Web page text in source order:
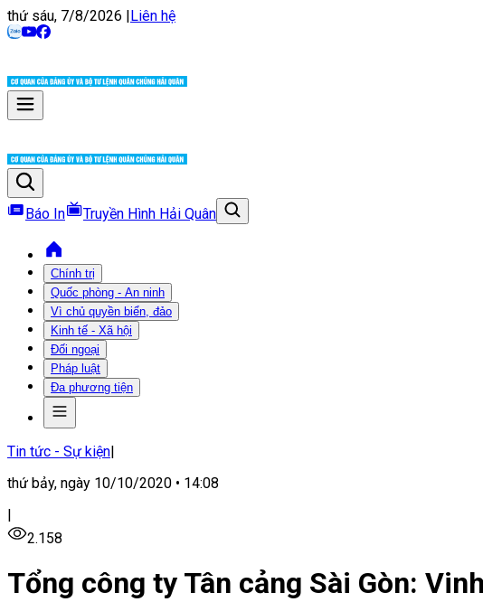
thứ sáu, 7/8/2026 |Liên hệ
Báo In Truyền Hình Hải Quân
Chính trị
Quốc phòng - An ninh
Vì chủ quyền biển, đảo
Kinh tế - Xã hội
Đối ngoại
Pháp luật
Đa phương tiện
Tin tức - Sự kiện|
thứ bảy, ngày 10/10/2020 • 14:08
|
2.158
Tổng công ty Tân cảng Sài Gòn: